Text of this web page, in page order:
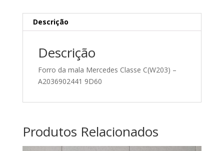
Descrição
Descrição
Forro da mala Mercedes Classe C(W203) –
A2036902441 9D60
Produtos Relacionados